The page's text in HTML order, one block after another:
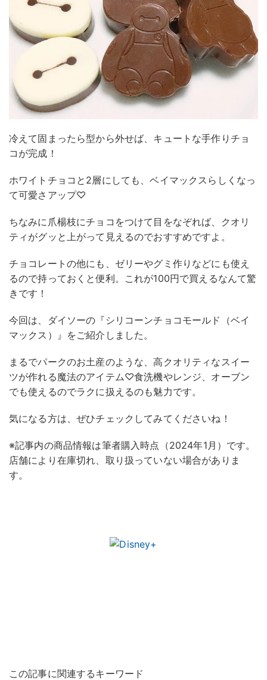
冷えて固まったら型から外せば、キュートな手作りチョ
コが完成！
ホワイトチョコと2層にしても、ベイマックスらしくなっ
て可愛さアップ♡
ちなみに爪楊枝にチョコをつけて目をなぞれば、クオリ
ティがグッと上がって見えるのでおすすめですよ。
チョコレートの他にも、ゼリーやグミ作りなどにも使え
るので持っておくと便利。これが100円で買えるなんて驚
きです！
今回は、ダイソーの『シリコーンチョコモールド（ベイ
マックス）』をご紹介しました。
まるでパークのお土産のような、高クオリティなスイー
ツが作れる魔法のアイテム♡食洗機やレンジ、オーブン
でも使えるのでラクに扱えるのも魅力です。
気になる方は、ぜひチェックしてみてくださいね！
※記事内の商品情報は筆者購入時点（2024年1月）です。
店舗により在庫切れ、取り扱っていない場合がありま
す。
この記事に関連するキーワード